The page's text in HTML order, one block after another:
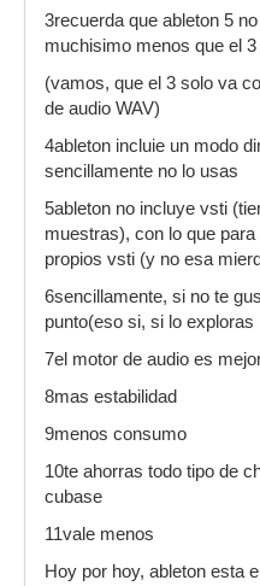
3recuerda que ableton 5
muchisimo menos que el 3
(vamos, que el 3 solo va
de audio WAV)
4ableton incluie un modo
sencillamente no lo usas
5ableton no incluye vsti
muestras), con lo que
propios vsti (y no esa
6sencillamente, si no te
punto(eso si, si lo
7el motor de audio es
8mas estabilidad
9menos consumo
10te ahorras todo tipo de
cubase
11vale menos
Hoy por hoy, ableton esta